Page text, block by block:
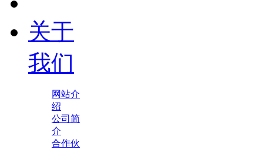
关于
我们
网站介
绍
公司简
介
合作伙